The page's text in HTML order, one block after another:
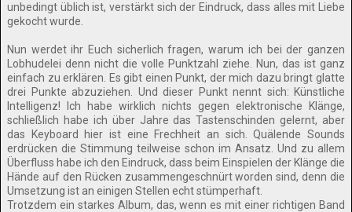
unbedingt üblich ist, verstärkt sich der Eindruck, dass alles mit Liebe
gekocht wurde.
Nun werdet ihr Euch sicherlich fragen, warum ich bei der ganzen
Lobhudelei denn nicht die volle Punktzahl ziehe. Nun, das ist ganz
einfach zu erklären. Es gibt einen Punkt, der mich dazu bringt glatte
drei Punkte abzuziehen. Und dieser Punkt nennt sich: Künstliche
Intelligenz! Ich habe wirklich nichts gegen elektronische Klänge,
schließlich habe ich über Jahre das Tastenschinden gelernt, aber
das Keyboard hier ist eine Frechheit an sich. Quälende Sounds
erdrücken die Stimmung teilweise schon im Ansatz. Und zu allem
Überfluss habe ich den Eindruck, dass beim Einspielen der Klänge die
Hände auf den Rücken zusammengeschnürt worden sind, denn die
Umsetzung ist an einigen Stellen echt stümperhaft.
Trotzdem ein starkes Album, das, wenn es mit einer richtigen Band